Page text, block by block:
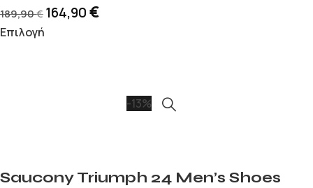
189,90€ 164,90€
Επιλογή
-13%
Saucony Triumph 24 Men’s Shoes